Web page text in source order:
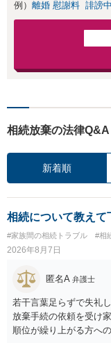
例） 離婚 慰謝料 誹謗
相続放棄の法律Q&A
新着順
相続について教えて
#家族間の相続トラブル #相
2026年8月7日
匿名A 弁護士
若干言葉足らずで失礼
放棄手続の依頼を受け
順位が繰り上がる方へ